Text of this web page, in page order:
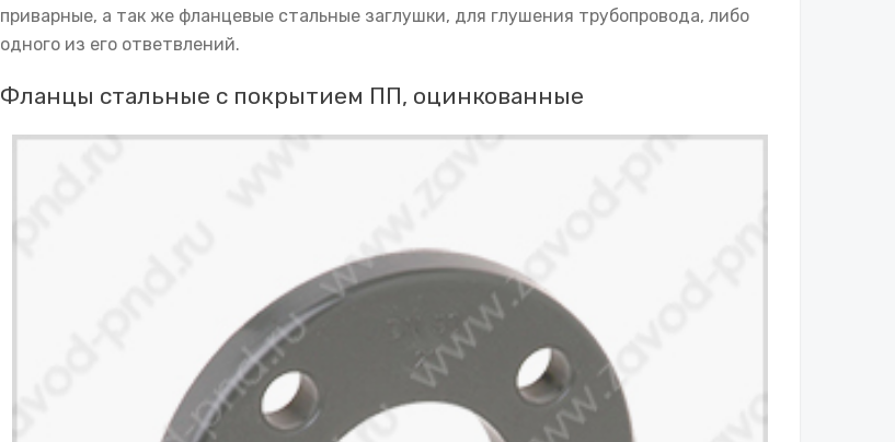
приварные, а так же фланцевые стальные заглушки, для глушения трубопровода, либо
одного из его ответвлений.
Фланцы стальные с покрытием ПП, оцинкованные